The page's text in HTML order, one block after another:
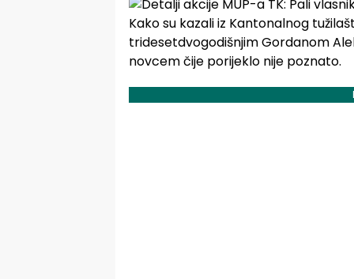
Kako su kazali iz Kantonalnog
tridesetdvogodišnjim Gordanom
novcem čije porijeklo nije poznato.